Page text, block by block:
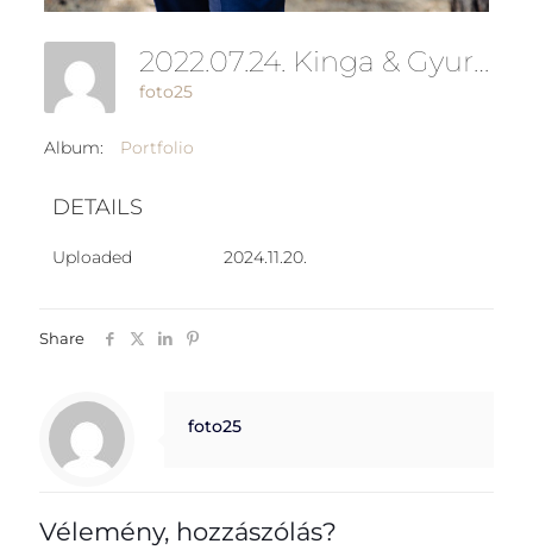
2022.07.24. Kinga & Gyuri Wedding -527
foto25
Album: Portfolio
DETAILS
Uploaded 2024.11.20.
Share
foto25
Vélemény, hozzászólás?